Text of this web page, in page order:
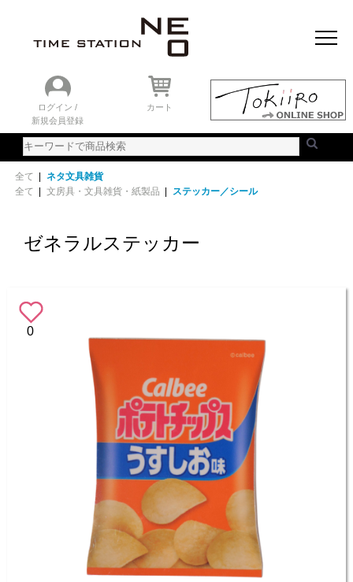
ログイン /
新規会員登録
カート
全て | ネタ文具雑貨
全て | 文房具・文具雑貨・紙製品 | ステッカー／シール
ゼネラルステッカー
0
おすすめアイテム
ニュース＆トピック
時計を探す
ランキング
ご利用ガイド